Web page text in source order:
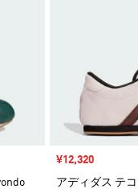
セール価格
¥12,320
アディダス テ